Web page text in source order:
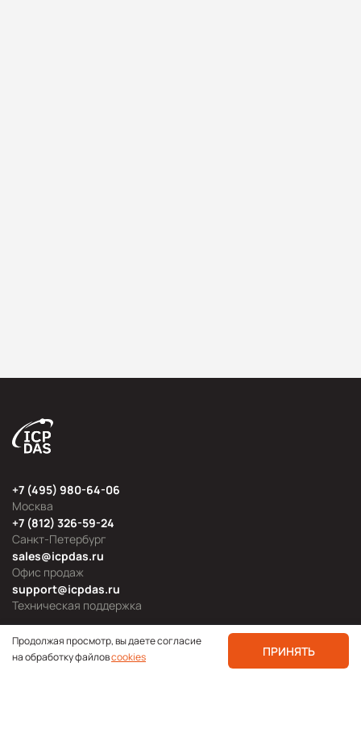
Москва
+7 (495) 980-64-06
Офис продаж
sales@icpdas.ru
Санкт-Петербург
+7 (812) 326-59-24
Техническая поддержка
support@icpdas.ru
Продолжая просмотр, вы даете согласие
на обработку файловcookies ПРИНЯТЬ